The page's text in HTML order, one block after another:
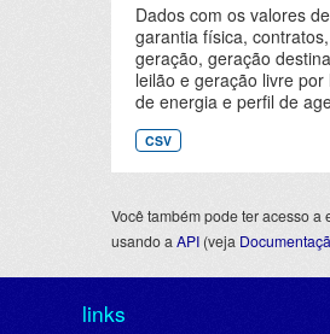
Dados com os valores de
garantia física, contratos,
geração, geração
leilão e geração livre por
de energia e perfil de
CSV
Você também pode ter acesso a
usando a API (veja
links